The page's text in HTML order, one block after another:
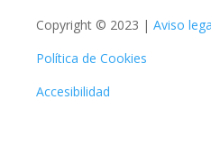
Copyright © 2023 | Aviso
Política de Cookies
Accesibilidad